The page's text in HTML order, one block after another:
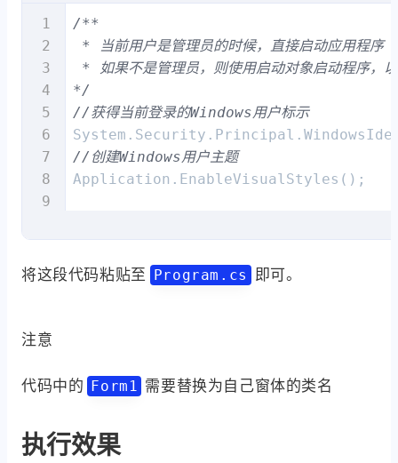
/**
* 当前用户是管理员的时候，直接启动应用程序
* 如果不是管理员，则使用启动对象启动程序，
*/
//获得当前登录的Windows用户标示
//创建Windows用户主题
Application.EnableVisualStyles();
//判断当前登录用户是否为管理员
if
    Application.Run(
new Form1());
{
将这段代码粘贴至 Program.cs 即可。
注意
代码中的 Form1 需要替换为自己窗体的类名
执行效果